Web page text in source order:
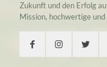
Zukunft und den Erfolg
Mission, hochwertige